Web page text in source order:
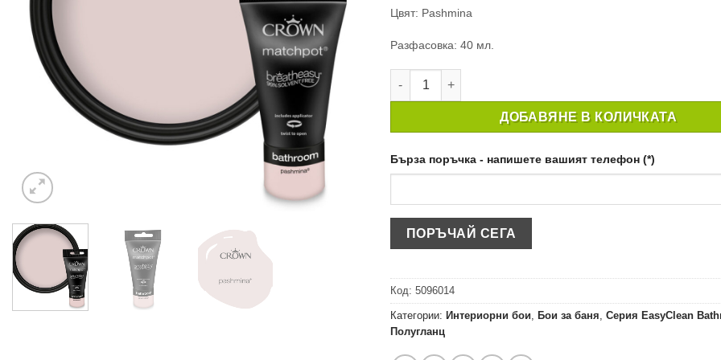
Цвят: Pashmina
Разфасовка: 40 мл.
количество за ТЕСТЕР CROWN EASYCLEAN BATHROOM
ДОБАВЯНЕ В КОЛИЧКАТА
Бърза поръчка - напишете вашият телефон (*)
Код:5096014
Категории: Интериорни бои Бои за баня ,Серия EasyClean
Полугланц